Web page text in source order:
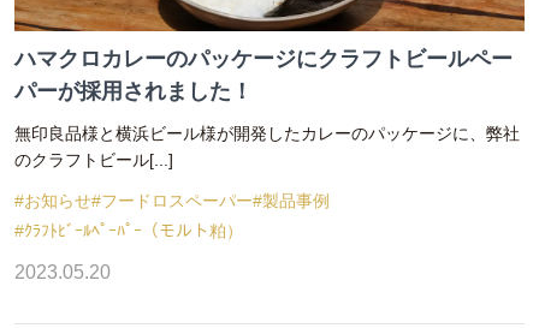
ハマクロカレーのパッケージにクラフトビールペー
パーが採用されました！
無印良品様と横浜ビール様が開発したカレーのパッケージに、弊社
のクラフトビール[...]
#お知らせ#フードロスペーパー#製品事例
#ｸﾗﾌﾄﾋﾞｰﾙﾍﾟｰﾊﾟｰ（モルト粕）
2023.05.20